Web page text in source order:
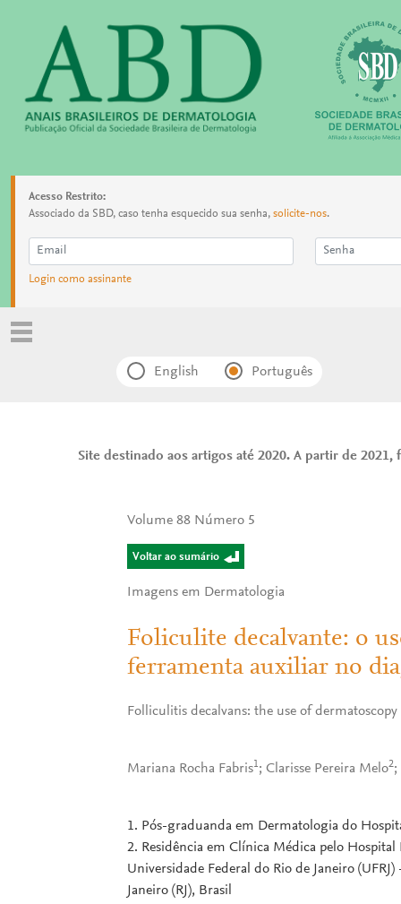
Acesso Restrito:
Associado da SBD, caso tenha esquecido sua senha, solicite-nos.
Login como assinante
English Português
Site destinado aos artigos até 2020. A partir de
Volume 88 Número 5
Voltar ao sumário
Imagens em Dermatologia
Foliculite decalvante: o
ferramenta auxiliar no
Folliculitis decalvans: the use of
Mariana Rocha Fabris1; Clarisse Pereira Melo2;
1. Pós-graduanda em Dermatologia do
2. Residência em Clínica Médica pelo
Universidade Federal do Rio de Janeiro
Janeiro (RJ), Brasil